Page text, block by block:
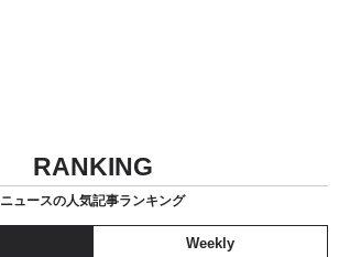
RANKING
ニュースの人気記事ランキング
Weekly